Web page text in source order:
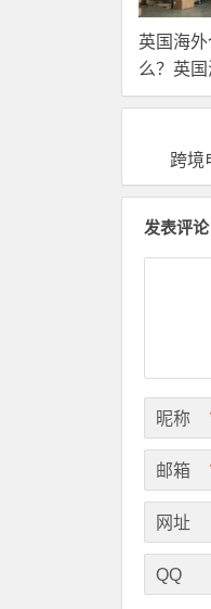
英国海
么？英
事项！
跨境
发表评论
昵称
邮箱
网址
QQ